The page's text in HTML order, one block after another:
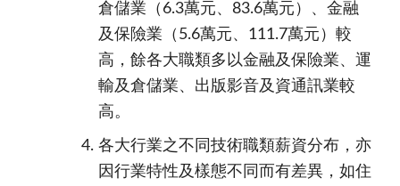
倉儲業（ 6.3萬元、 83.6萬元）、金融
及保險業（ 5.6萬元、 111.7萬元）較
高，餘各大職類多以金融及保險業、運
輸及倉儲業、出版影音及資通訊業較
高。
各大行業之不同技術職類薪資分布，亦
因行業特性及樣態不同而有差異，如住